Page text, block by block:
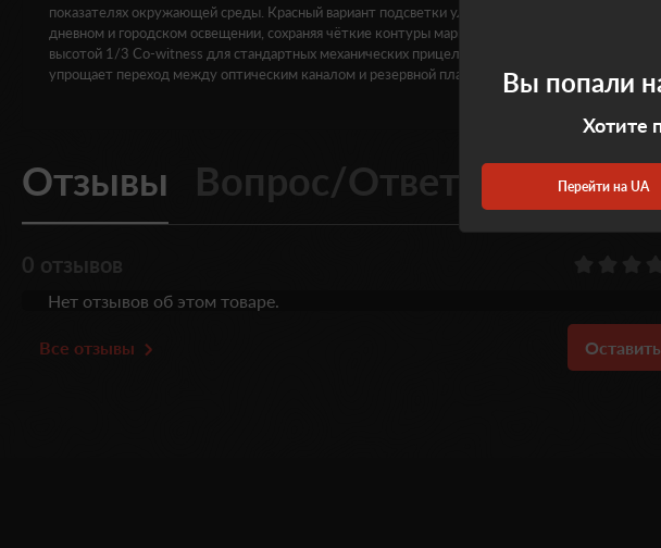
показателях окружающей среды. Красный вариант подсветки улучшает визуальное восприятие
дневном и городском освещении, сохраняя чёткие контуры маркера. Конструкция совместима с
высотой 1/3 Co-witness для стандартных механических прицельных приспособлений AR-
упрощает переход между оптическим каналом и резервной планкой.
Отзывы Вопрос/Ответ
0 отзывов
Нет отзывов об этом товаре.
Все отзывы
Вы попали
Хотите
Перейти на UA